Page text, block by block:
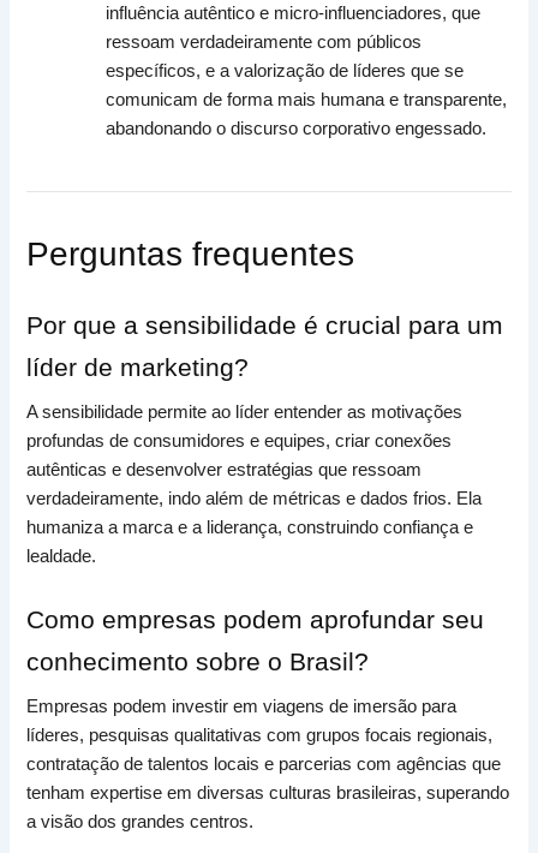
influência autêntico e micro-influenciadores, que
ressoam verdadeiramente com públicos
específicos, e a valorização de líderes que se
comunicam de forma mais humana e transparente,
abandonando o discurso corporativo engessado.
Perguntas frequentes
Por que a sensibilidade é crucial para um
líder de marketing?
A sensibilidade permite ao líder entender as motivações
profundas de consumidores e equipes, criar conexões
autênticas e desenvolver estratégias que ressoam
verdadeiramente, indo além de métricas e dados frios. Ela
humaniza a marca e a liderança, construindo confiança e
lealdade.
Como empresas podem aprofundar seu
conhecimento sobre o Brasil?
Empresas podem investir em viagens de imersão para
líderes, pesquisas qualitativas com grupos focais regionais,
contratação de talentos locais e parcerias com agências que
tenham expertise em diversas culturas brasileiras, superando
a visão dos grandes centros.